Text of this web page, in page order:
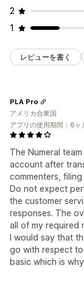
2
1
レビューを書く
The Numeral
account after
commenters,
Do not expect
the customer
responses. The
all of my required
I would say that
go with respect
basic which is
PLA Pro
アメリカ合衆国
アプリの使用期間：6ヶ